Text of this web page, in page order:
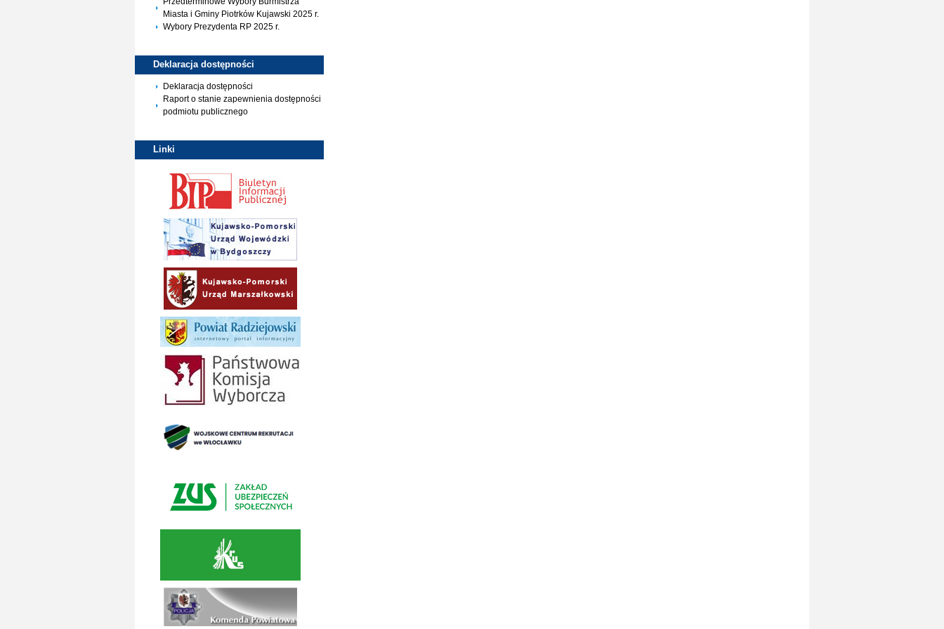
Miasta i Gminy Piotrków Kujawski 2025 r.
Wybory Prezydenta RP 2025 r.
Deklaracja dostępności
Deklaracja dostępności
Raport o stanie zapewnienia dostępności
podmiotu publicznego
Linki